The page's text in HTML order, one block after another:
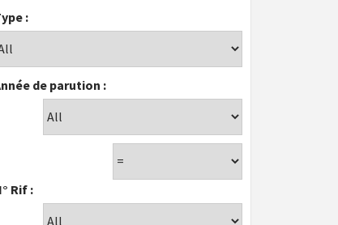
:
de parution :
Rif :